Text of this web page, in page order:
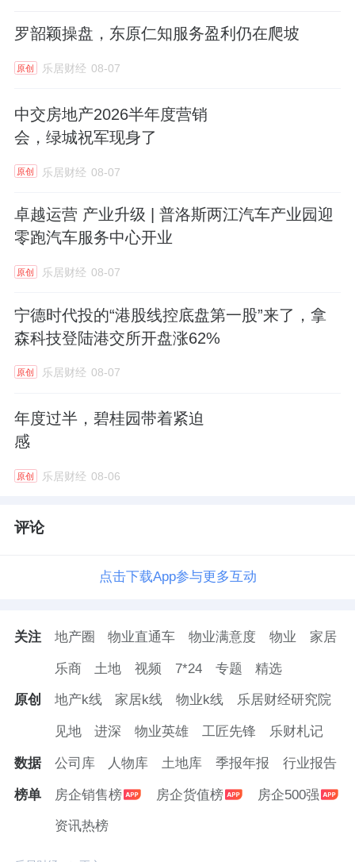
罗韶颖操盘，东原仁知服务盈利仍在爬坡
原创 乐居财经 08-07
中交房地产2026半年度营销
会，绿城祝军现身了
原创 乐居财经 08-07
卓越运营 产业升级 | 普洛斯两江汽车产业园迎
零跑汽车服务中心开业
原创 乐居财经 08-07
宁德时代投的“港股线控底盘第一股”来了，拿
森科技登陆港交所开盘涨62%
原创 乐居财经 08-07
年度过半，碧桂园带着紧迫
感
原创 乐居财经 08-06
评论
点击下载App参与更多互动
关注 地产圈 物业直通车 物业满意度 物业 家居
乐商 土地 视频 7*24 专题 精选
原创 地产k线 家居k线 物业k线 乐居财经研究院
见地 进深 物业英雄 工匠先锋 乐财札记
数据 公司库 人物库 土地库 季报年报 行业报告
榜单 房企销售榜 房企货值榜 房企500强
资讯热榜